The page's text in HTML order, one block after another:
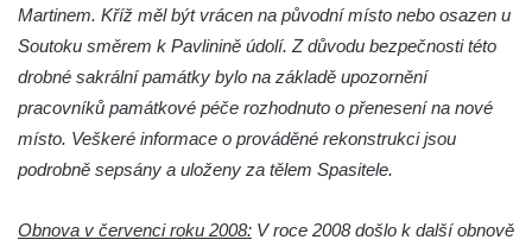
Centrální kříž bývalého hřbitova v Horním
Chlumu
Boží muka svatého Floriána v Mezné
Neugebauerův kříž východně od Sloupu v
Kříž u kostela Zvěstování Panny Marie v
Martinem. Kříž měl být vrácen na původní místo nebo osazen u
Soutoku směrem k Pavlinině údolí. Z důvodu bezpečnosti této
drobné sakrální památky bylo na základě upozornění
pracovníků památkové péče rozhodnuto o přenesení na nové
místo. Veškeré informace o prováděné rekonstrukci jsou
podrobně sepsány a uloženy za tělem Spasitele.
Obnova v červenci roku 2008: V roce 2008 došlo k další obnově